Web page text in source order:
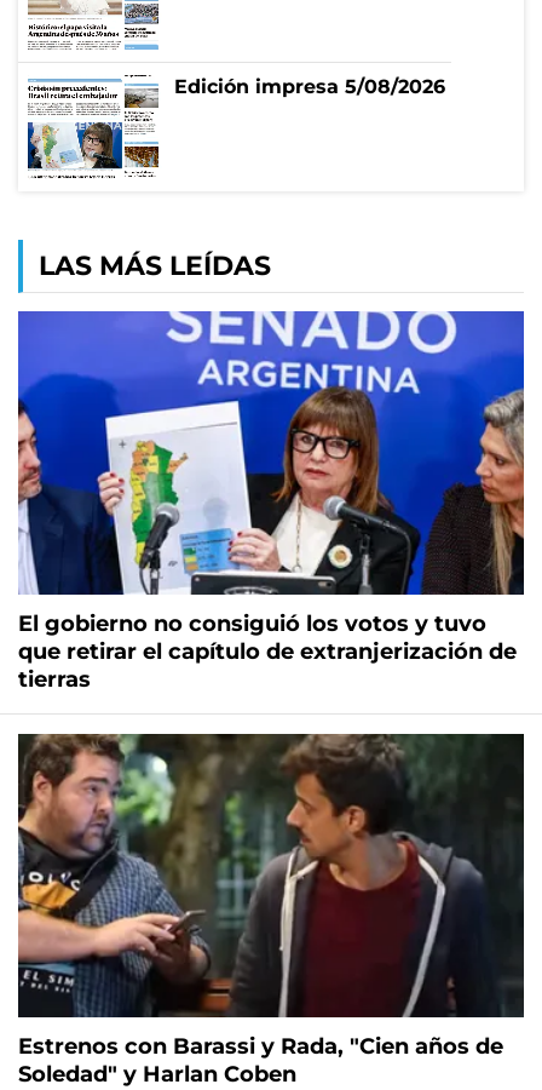
Edición impresa 5/08/2026
LAS MÁS LEÍDAS
El gobierno no consiguió los votos y tuvo
que retirar el capítulo de extranjerización de
tierras
Estrenos con Barassi y Rada, "Cien años de
Soledad" y Harlan Coben